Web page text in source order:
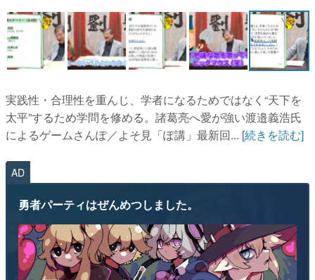
その他
電ファミニコゲーマーとは？
実践性・合理性を重んじ、学者になるためではなく“天下を
太平”するため学問を修める。諸葛亮へ愛が強い渡邉義浩氏
AD